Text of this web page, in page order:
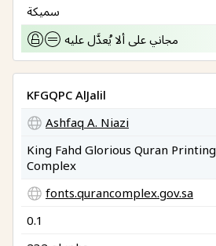
سميكة
مجاني على ألا يُعدَّل عليه
KFGQPC AlJalil
Ashfaq A. Niazi
King Fahd Glorious Quran Printing
Complex
fonts.qurancomplex.gov.sa
0.1